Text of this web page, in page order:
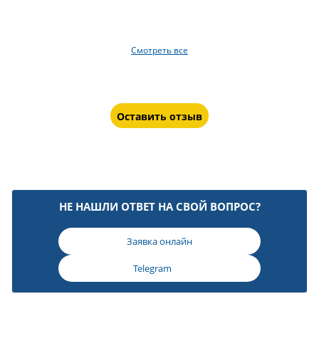
Смотреть все
Оставить отзыв
НЕ НАШЛИ ОТВЕТ НА СВОЙ ВОПРОС?
Заявка онлайн
Telegram